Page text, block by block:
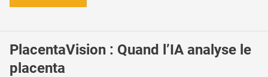
PlacentaVision : Quand l’IA analyse le
placenta